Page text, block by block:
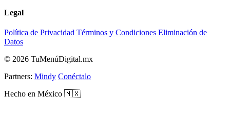
Legal
Política de Privacidad Términos y Condiciones Eliminación de
Datos
© 2026 TuMenúDigital.mx
Partners: Mindy Conéctalo
Hecho en México 🇲🇽